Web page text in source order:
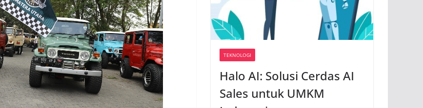
TEKNOLOGI
Halo AI: Solusi Cerdas AI
Sales untuk UMKM